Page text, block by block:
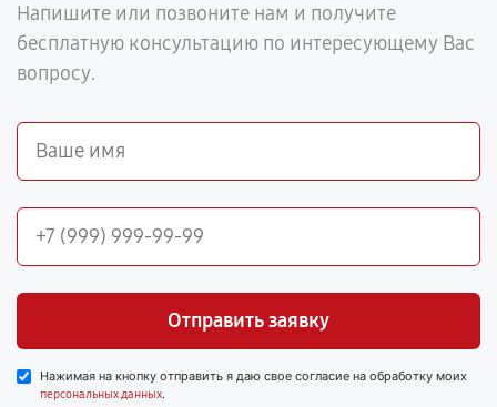
Напишите или позвоните нам и получите
бесплатную консультацию по интересующему Вас
вопросу.
Отправить заявку
Нажимая на кнопку отправить я даю свое согласие на обработку моих
персональных данных.